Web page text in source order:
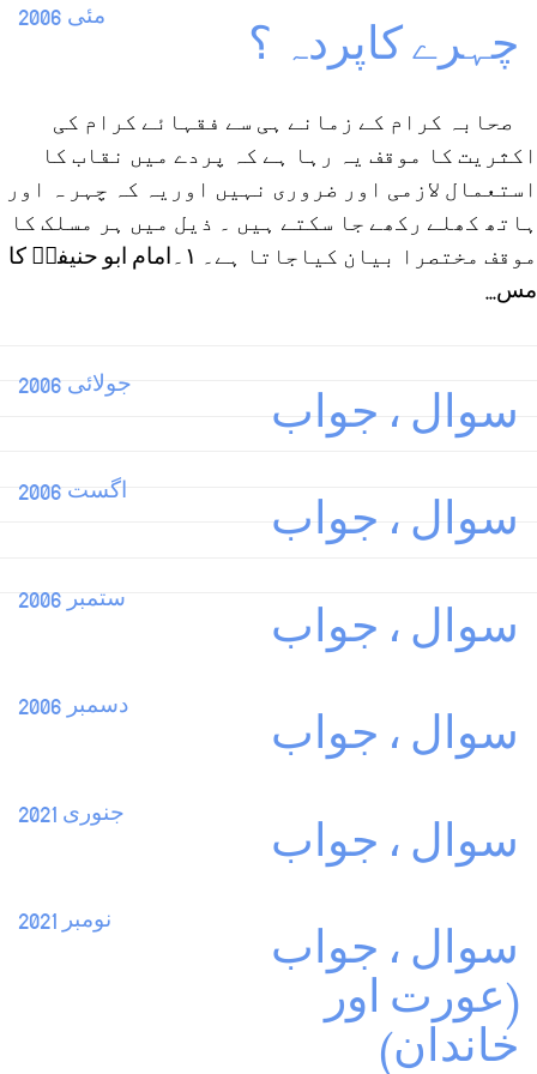
مئی 2006
چہرے کاپردہ ؟
ً صحابہ کرام کے زمانے ہی سے فقہائے کرام کی
اکثریت کا موقف یہ رہا ہے کہ پردے میں نقاب کا
استعمال لازمی اور ضروری نہیں اوریہ کہ چہر ہ اور
ہاتھ کھلے رکھے جا سکتے ہیں ۔ ذیل میں ہر مسلک کا
موقف مختصرا بیان کیاجاتا ہے۔ ۱۔امام ابو حنیفہؒ کا
مس...
جولائی 2006
سوال ، جواب
اگست 2006
سوال ، جواب
ستمبر 2006
سوال ، جواب
دسمبر 2006
سوال ، جواب
جنوری 2021
سوال ، جواب
نومبر 2021
سوال ، جواب
(عورت اور
خاندان)